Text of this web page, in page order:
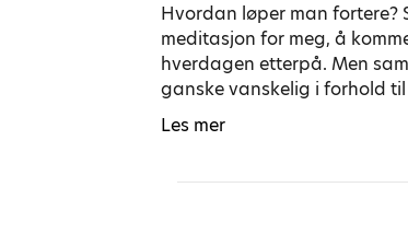
Hvordan løper man fortere?
meditasjon for meg, å
hverdagen etterpå. Men
ganske vanskelig i forhold
Les mer